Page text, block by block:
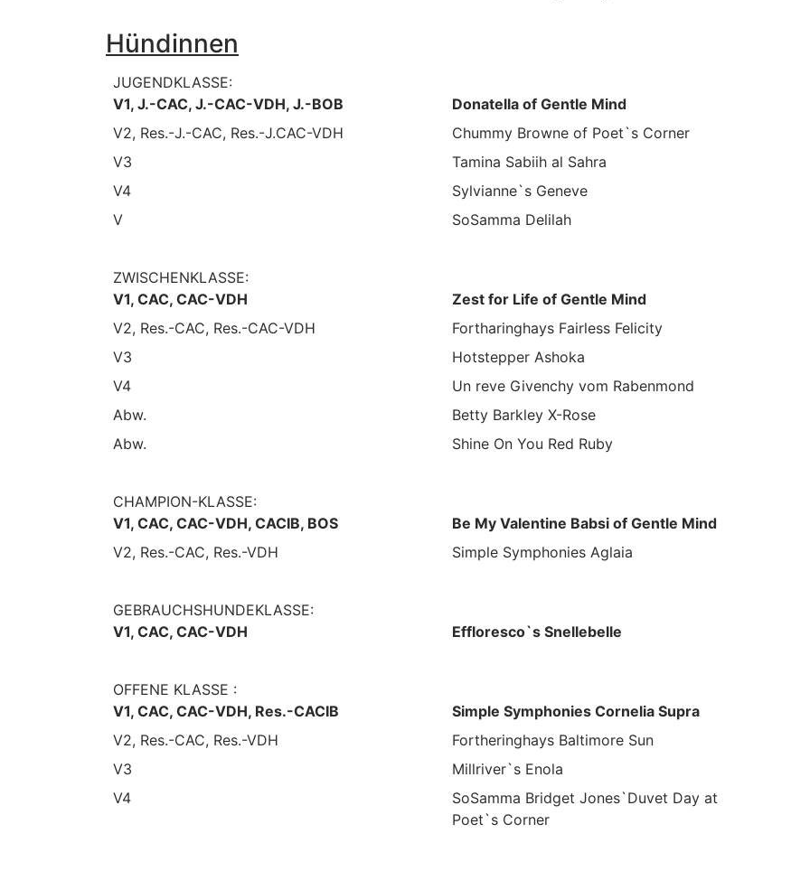
Hündinnen
JUGENDKLASSE:
V1, J.-CAC, J.-CAC-VDH, J.-BOB
Donatella of Gentle Mind
V2, Res.-J.-CAC, Res.-J.CAC-VDH
Chummy Browne of Poet`s Corner
V3
Tamina Sabiih al Sahra
V4
Sylvianne`s Geneve
V
SoSamma Delilah
ZWISCHENKLASSE:
V1, CAC, CAC-VDH
Zest for Life of Gentle Mind
V2, Res.-CAC, Res.-CAC-VDH
Fortharinghays Fairless Felicity
V3
Hotstepper Ashoka
V4
Un reve Givenchy vom Rabenmond
Abw.
Betty Barkley X-Rose
Abw.
Shine On You Red Ruby
CHAMPION-KLASSE:
V1, CAC, CAC-VDH, CACIB, BOS
Be My Valentine Babsi of Gentle Mind
V2, Res.-CAC, Res.-VDH
Simple Symphonies Aglaia
GEBRAUCHSHUNDEKLASSE:
V1, CAC, CAC-VDH
Effloresco`s Snellebelle
OFFENE KLASSE :
V1, CAC, CAC-VDH, Res.-CACIB
Simple Symphonies Cornelia Supra
V2, Res.-CAC, Res.-VDH
Fortheringhays Baltimore Sun
V3
Millriver`s Enola
V4
SoSamma Bridget Jones`Duvet Day at
Poet`s Corner